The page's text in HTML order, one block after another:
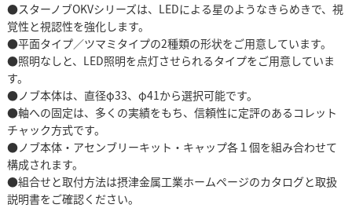
●スターノブOKVシリーズは、LEDによる星のようなきらめきで、視
覚性と視認性を強化します。
●平面タイプ／ツマミタイプの2種類の形状をご用意しています。
●照明なしと、LED照明を点灯させられるタイプをご用意していま
す。
●ノブ本体は、直径φ33、φ41から選択可能です。
●軸への固定は、多くの実績をもち、信頼性に定評のあるコレット
チャック方式です。
●ノブ本体・アセンブリーキット・キャップ各１個を組み合わせて
構成されます。
●組合せと取付方法は摂津金属工業ホームページのカタログと取扱
説明書をご確認ください。